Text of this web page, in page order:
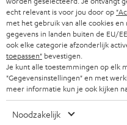
f
BLUETOOTH KOPTELEFOONS
COMPLETE SETS
SPEAKERS
ULTIMA
NEWSLETTER
STORES
TEUFEL VOORDELEN
BELGIË
FRANKRIJK
POLEN
echt relevant is voor jou door op
met het gebruik van alle cookies
gegevens in landen buiten de EU/
ook elke categorie afzonderlijk
toepassen" bevestigen.
Je kunt alle toestemmingen op elk
"Gegevensinstellingen" en met
meer informatie kun je ook kijken
Noodzakelijk